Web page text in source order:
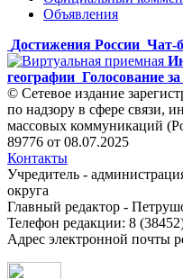
Объявления
Достижения России Чат-
географии Голосование
© Сетевое издание
по надзору в сфере связи,
массовых коммуникаций
89776 от 08.07.2025
Контакты
Учредитель -
округа
Главный редактор -
Телефон редакции: 8
Адрес электронной почты